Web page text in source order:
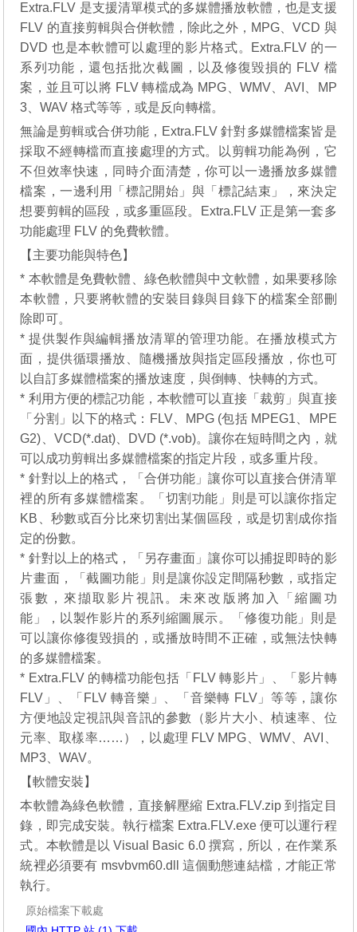
Extra.FLV 是支援清單模式的多媒體播放軟體，也是支援
FLV 的直接剪輯與合併軟體，除此之外，MPG、VCD 與
DVD 也是本軟體可以處理的影片格式。Extra.FLV 的一
系列功能，還包括批次截圖，以及修復毀損的 FLV 檔
案，並且可以將 FLV 轉檔成為 MPG、WMV、AVI、MP
3、WAV 格式等等，或是反向轉檔。
無論是剪輯或合併功能，Extra.FLV 針對多媒體檔案皆是
採取不經轉檔而直接處理的方式。以剪輯功能為例，它
不但效率快速，同時介面清楚，你可以一邊播放多媒體
檔案，一邊利用「標記開始」與「標記結束」，來決定
想要剪輯的區段，或多重區段。Extra.FLV 正是第一套多
功能處理 FLV 的免費軟體。
【主要功能與特色】
* 本軟體是免費軟體、綠色軟體與中文軟體，如果要移除
本軟體，只要將軟體的安裝目錄與目錄下的檔案全部刪
除即可。
* 提供製作與編輯播放清單的管理功能。在播放模式方
面，提供循環播放、隨機播放與指定區段播放，你也可
以自訂多媒體檔案的播放速度，與倒轉、快轉的方式。
* 利用方便的標記功能，本軟體可以直接「裁剪」與直接
「分割」以下的格式：FLV、MPG (包括 MPEG1、MPE
G2)、VCD(*.dat)、DVD (*.vob)。讓你在短時間之內，就
可以成功剪輯出多媒體檔案的指定片段，或多重片段。
* 針對以上的格式，「合併功能」讓你可以直接合併清單
裡的所有多媒體檔案。「切割功能」則是可以讓你指定
KB、秒數或百分比來切割出某個區段，或是切割成你指
定的份數。
* 針對以上的格式，「另存畫面」讓你可以捕捉即時的影
片畫面，「截圖功能」則是讓你設定間隔秒數，或指定
張數，來擷取影片視訊。未來改版將加入「縮圖功
能」，以製作影片的系列縮圖展示。「修復功能」則是
可以讓你修復毀損的，或播放時間不正確，或無法快轉
的多媒體檔案。
* Extra.FLV 的轉檔功能包括「FLV 轉影片」、「影片轉
FLV」、「FLV 轉音樂」、「音樂轉 FLV」等等，讓你
方便地設定視訊與音訊的參數（影片大小、楨速率、位
元率、取樣率……），以處理 FLV MPG、WMV、AVI、
MP3、WAV。
【軟體安裝】
本軟體為綠色軟體，直接解壓縮 Extra.FLV.zip 到指定目
錄，即完成安裝。執行檔案 Extra.FLV.exe 便可以運行程
式。本軟體是以 Visual Basic 6.0 撰寫，所以，在作業系
統裡必須要有 msvbvm60.dll 這個動態連結檔，才能正常
執行。
原始檔案下載處